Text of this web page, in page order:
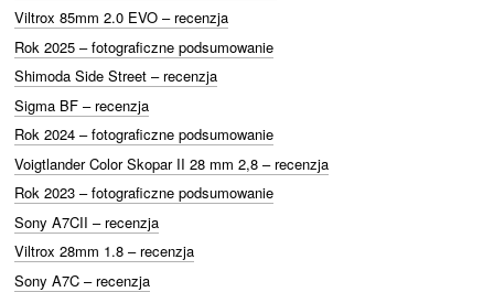
Viltrox 85mm 2.0 EVO – recenzja
Rok 2025 – fotograficzne podsumowanie
Shimoda Side Street – recenzja
Sigma BF – recenzja
Rok 2024 – fotograficzne podsumowanie
Voigtlander Color Skopar II 28 mm 2,8 – recenzja
Rok 2023 – fotograficzne podsumowanie
Sony A7CII – recenzja
Viltrox 28mm 1.8 – recenzja
Sony A7C – recenzja